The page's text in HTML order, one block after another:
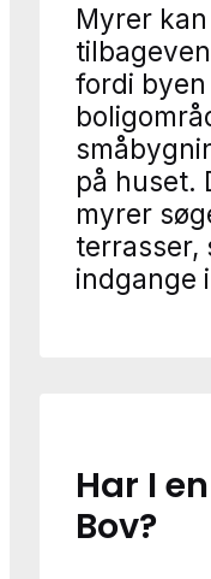
Myrer
fordi
på huset.
myrer
terrasser,
indgange
Har I
Bov?